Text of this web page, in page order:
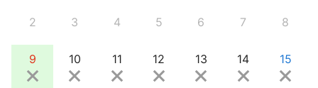
2 3 4 5 6 7 8
9 10 11 12 13 14 15